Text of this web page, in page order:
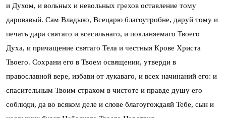
и Духом, и вольных и невольных грехов оставление тому
даровавый. Сам Владыко, Всецарю благоутробне, даруй тому и
печать дара святаго и всесильнаго, и покланяемаго Твоего
Духа, и причащение святаго Тела и честныя Крове Христа
Твоего. Сохрани его в Твоем освящении, утверди в
православной вере, избави от лукаваго, и всех начинаний его: и
спасительным Твоим страхом в чистоте и правде душу его
соблюди, да во всяком деле и слове благоугождаяй Тебе, сын и